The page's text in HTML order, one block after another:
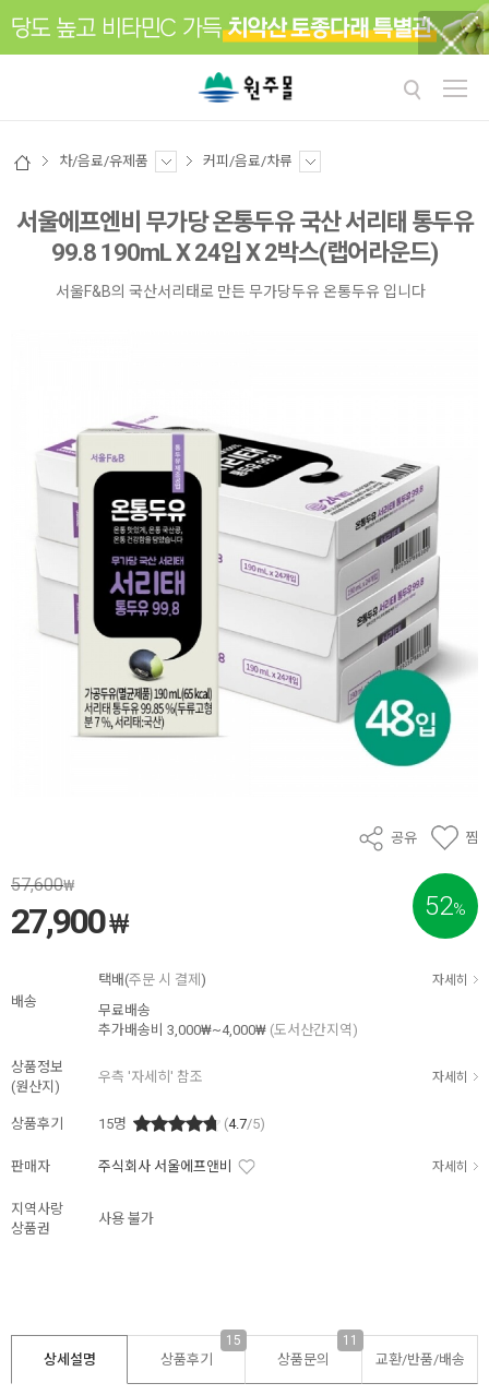
차/음료/유제품 커피/음료/차류
서울에프엔비 무가당 온통두유 국산 서리태 통두유
99.8 190mL X 24입 X 2박스(랩어라운드)
서울F&B의 국산서리태로 만든 무가당두유 온통두유 입니다
공유 찜
52%
57,600₩
27,900₩
배송
택배(주문 시 결제 ) 자세히
무료배송
추가배송비 3,000₩~4,000₩ (도서산간지역)
상품정보
(원산지)
우측 '자세히' 참조 자세히
상품후기 15명 (4.7/5)
판매자 주식회사 서울에프앤비 자세히
지역사랑
상품권
사용 불가
상세설명 상품후기
15
상품문의
11
교환/반품/배송